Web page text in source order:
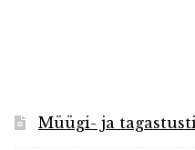
Müügi- ja